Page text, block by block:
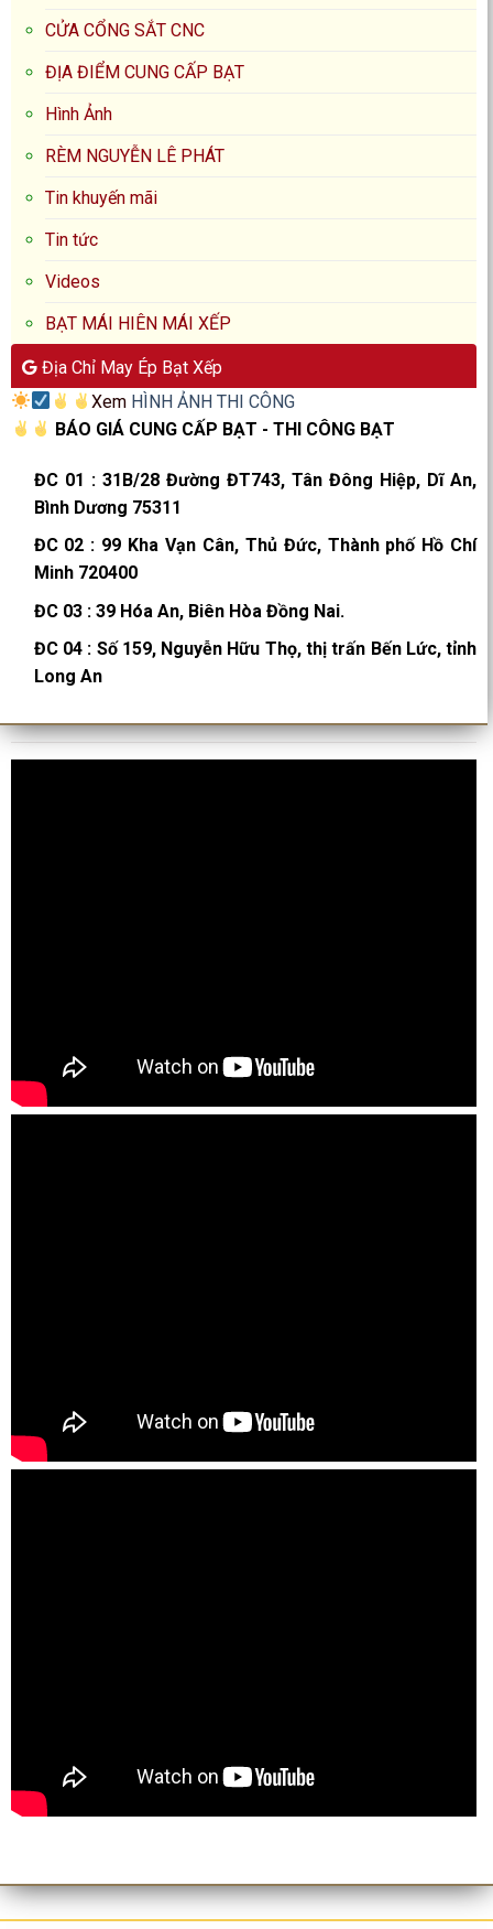
CỬA CỔNG SẮT CNC
ĐỊA ĐIỂM CUNG CẤP BẠT
Hình Ảnh
RÈM NGUYỄN LÊ PHÁT
Tin khuyến mãi
Tin tức
Videos
BẠT MÁI HIÊN MÁI XẾP
Địa Chỉ May Ép Bạt Xếp
Xem HÌNH ẢNH THI CÔNG
BÁO GIÁ CUNG CẤP BẠT - THI CÔNG BẠT
ĐC 01 :31B/28 Đường ĐT743, Tân Đông Hiệp, Dĩ An,
Bình Dương 75311
ĐC 02 : 99 Kha Vạn Cân, Thủ Đức, Thành phố Hồ Chí
Minh 720400
ĐC 03 :39 Hóa An, Biên Hòa Đồng Nai.
ĐC 04 : Số 159, Nguyễn Hữu Thọ, thị trấn Bến Lức, tỉnh
Long An